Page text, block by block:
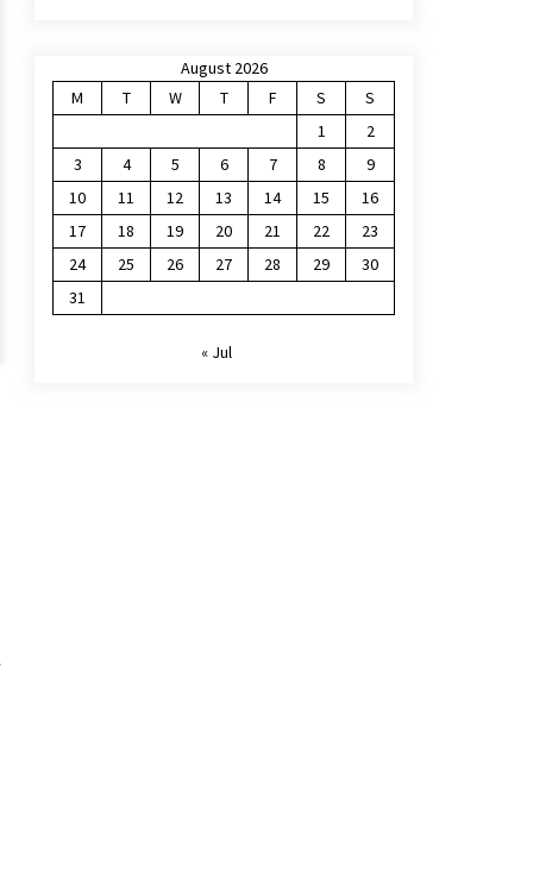
August 2026
M
T W T F S
S
1
2
3
4 5 6 7 8
9
10
11 12 13 14 15
16
17
18 19 20 21 22
23
24
25 26 27 28 29
30
31
« Jul